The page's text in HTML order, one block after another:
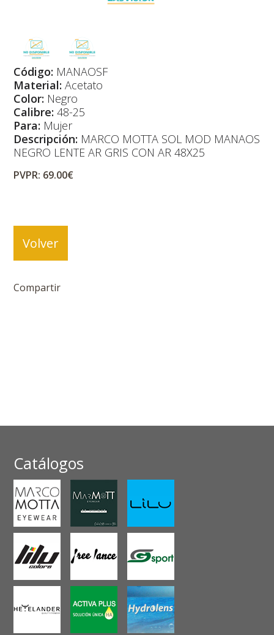
Código: MANAOSF
Material: Acetato
Color: Negro
Calibre: 48-25
Para: Mujer
Descripción: MARCO MOTTA SOL MOD MANAOS
NEGRO LENTE AR GRIS CON AR 48X25
PVPR: 69.00€
Volver
Compartir
Catálogos